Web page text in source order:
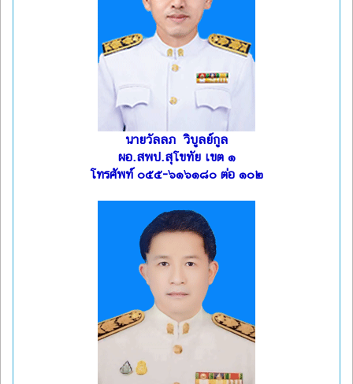
นายวัลลภ วิบูลย์กูล
ผอ.สพป.สุโขทัย เขต ๑
โทรศัพท์ ๐๕๕-๖๑๖๑๘๐ ต่อ ๑๐๒